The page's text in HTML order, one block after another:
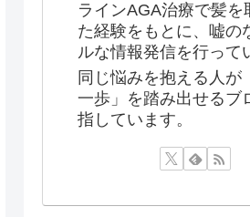
ラインAGA治療で髪を
た経験をもとに、嘘の
ルな情報発信を行って
同じ悩みを抱える人が
一歩」を踏み出せるブ
指しています。